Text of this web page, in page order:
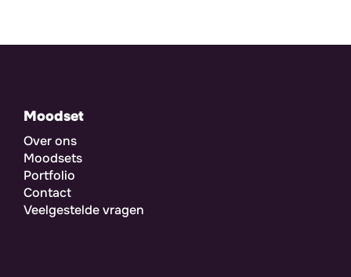
Moodset
Over ons
Moodsets
Portfolio
Contact
Veelgestelde vragen